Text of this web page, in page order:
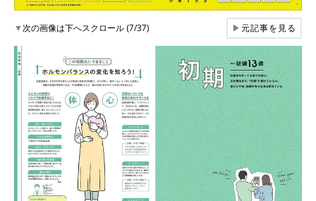
▼次の画像は下へスクロール (7/37) ▶元記事を見る